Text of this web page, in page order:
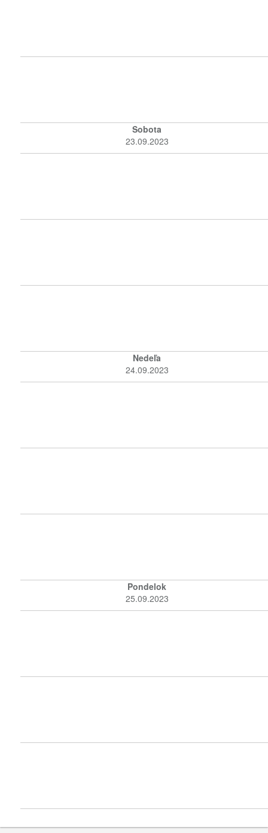
Sobota
23.09.2023
Nedeľa
24.09.2023
Pondelok
25.09.2023